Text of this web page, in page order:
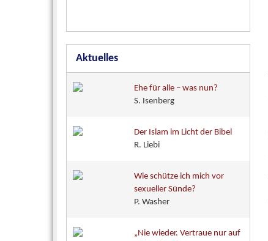
Aktuelles
Ehe für alle – was nun?
S. Isenberg
Der Islam im Licht der Bibel
R. Liebi
Wie schütze ich mich vor
sexueller Sünde?
P. Washer
„Nie wieder. Vertraue nur auf